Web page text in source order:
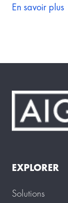
En savoir plus
EXPLORER
Solutions